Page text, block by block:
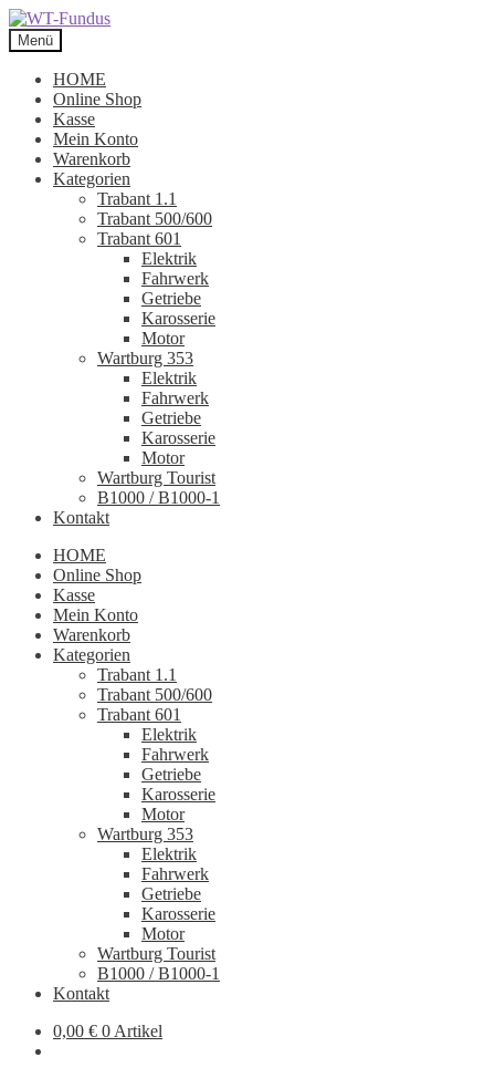
Zur
Navigation
springen
Zum
Inhalt
springen
Menü
HOME
Online Shop
Kasse
Mein Konto
Warenkorb
Kategorien
Trabant 1.1
Trabant 500/600
Trabant 601
Elektrik
Fahrwerk
Getriebe
Karosserie
Motor
Wartburg 353
Elektrik
Fahrwerk
Getriebe
Karosserie
Motor
Wartburg Tourist
B1000 / B1000-1
Kontakt
HOME
Online Shop
Kasse
Mein Konto
Warenkorb
Kategorien
Trabant 1.1
Trabant 500/600
Trabant 601
Elektrik
Fahrwerk
Getriebe
Karosserie
Motor
Wartburg 353
Elektrik
Fahrwerk
Getriebe
Karosserie
Motor
Wartburg Tourist
B1000 / B1000-1
Kontakt
0,00 € 0 Artikel